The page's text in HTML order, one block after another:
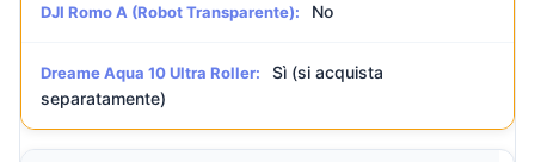
DJI Romo A (Robot Transparente): No
Dreame Aqua 10 Ultra Roller:
Sì (si acquista
separatamente)